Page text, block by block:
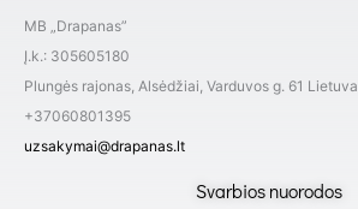
MB „Drapanas”
Į.k.: 305605180
Plungės rajonas, Alsėdžiai, Varduvos g. 61 Lietuva
+37060801395
uzsakymai@drapanas.lt
Svarbios nuorodos